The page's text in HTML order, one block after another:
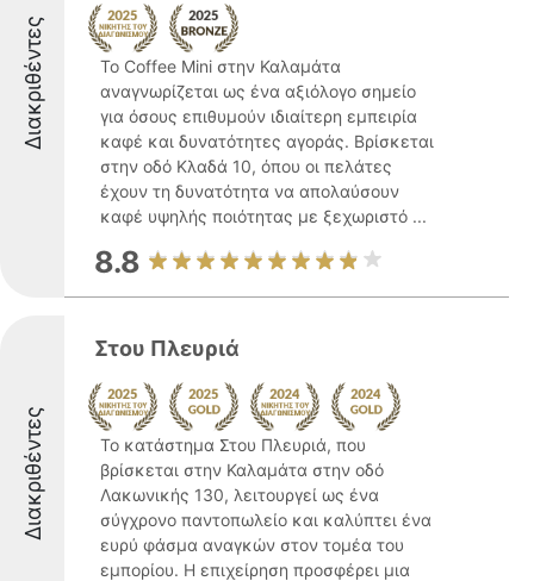
Διακριθέντες
Το Coffee Mini στην Καλαμάτα
αναγνωρίζεται ως ένα αξιόλογο σημείο
για όσους επιθυμούν ιδιαίτερη εμπειρία
καφέ και δυνατότητες αγοράς. Βρίσκεται
στην οδό Κλαδά 10, όπου οι πελάτες
έχουν τη δυνατότητα να απολαύσουν
καφέ υψηλής ποιότητας με ξεχωριστό ...
8.8
Διακριθέντες
Στου Πλευριά
Το κατάστημα Στου Πλευριά, που
βρίσκεται στην Καλαμάτα στην οδό
Λακωνικής 130, λειτουργεί ως ένα
σύγχρονο παντοπωλείο και καλύπτει ένα
ευρύ φάσμα αναγκών στον τομέα του
εμπορίου. Η επιχείρηση προσφέρει μια